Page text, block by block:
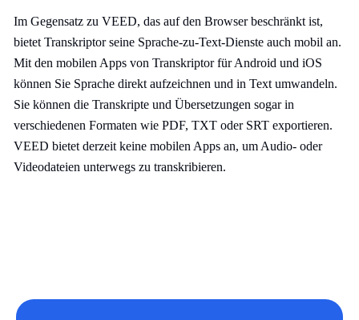
Im Gegensatz zu VEED, das auf den Browser beschränkt ist,
bietet Transkriptor seine Sprache-zu-Text-Dienste auch mobil an.
Mit den mobilen Apps von Transkriptor für Android und iOS
können Sie Sprache direkt aufzeichnen und in Text umwandeln.
Sie können die Transkripte und Übersetzungen sogar in
verschiedenen Formaten wie PDF, TXT oder SRT exportieren.
VEED bietet derzeit keine mobilen Apps an, um Audio- oder
Videodateien unterwegs zu transkribieren.